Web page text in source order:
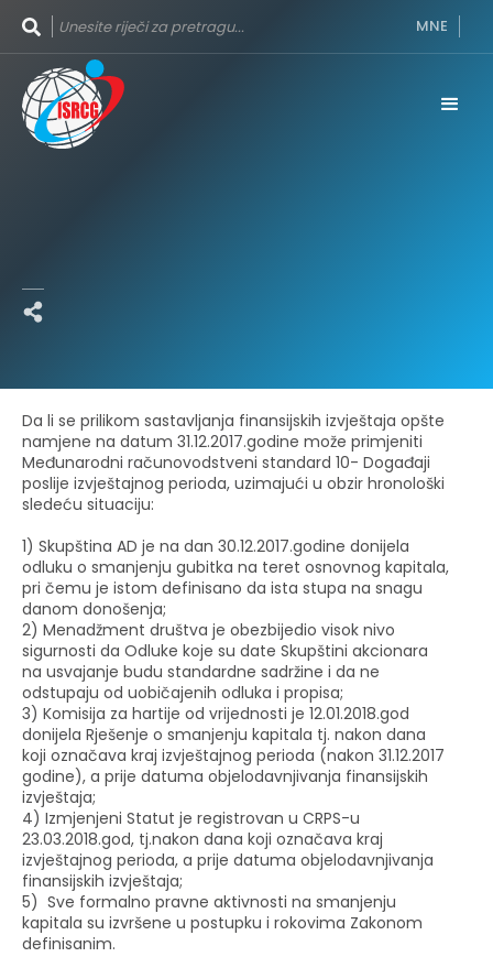
MNE
Da li se prilikom sastavljanja finansijskih izvještaja opšte
namjene na datum 31.12.2017.godine može primjeniti
Međunarodni računovodstveni standard 10- Događaji
poslije izvještajnog perioda, uzimajući u obzir hronološki
sledeću situaciju:
1) Skupština AD je na dan 30.12.2017.godine donijela
odluku o smanjenju gubitka na teret osnovnog kapitala,
pri čemu je istom definisano da ista stupa na snagu
danom donošenja;
2) Menadžment društva je obezbijedio visok nivo
sigurnosti da Odluke koje su date Skupštini akcionara
na usvajanje budu standardne sadržine i da ne
odstupaju od uobičajenih odluka i propisa;
3) Komisija za hartije od vrijednosti je 12.01.2018.god
donijela Rješenje o smanjenju kapitala tj. nakon dana
koji označava kraj izvještajnog perioda (nakon 31.12.2017
godine), a prije datuma objelodavnjivanja finansijskih
izvještaja;
4) Izmjenjeni Statut je registrovan u CRPS-u
23.03.2018.god, tj.nakon dana koji označava kraj
izvještajnog perioda, a prije datuma objelodavnjivanja
finansijskih izvještaja;
5) Sve formalno pravne aktivnosti na smanjenju
kapitala su izvršene u postupku i rokovima Zakonom
definisanim.